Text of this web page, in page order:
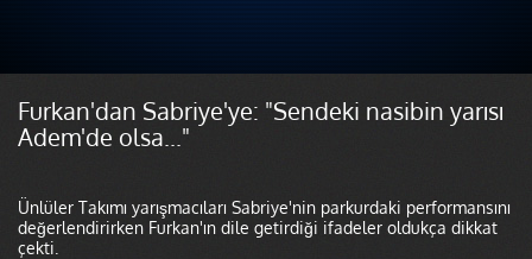
Furkan'dan Sabriye'ye: "Sendeki nasibin yarısı
Adem'de olsa..."
Ünlüler Takımı yarışmacıları Sabriye'nin parkurdaki performansını
değerlendirirken Furkan'ın dile getirdiği ifadeler oldukça dikkat
çekti.